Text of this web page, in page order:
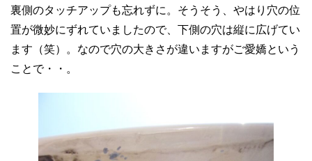
裏側のタッチアップも忘れずに。そうそう、やはり穴の位
置が微妙にずれていましたので、下側の穴は縦に広げてい
ます（笑）。なので穴の大きさが違いますがご愛嬌という
ことで・・。